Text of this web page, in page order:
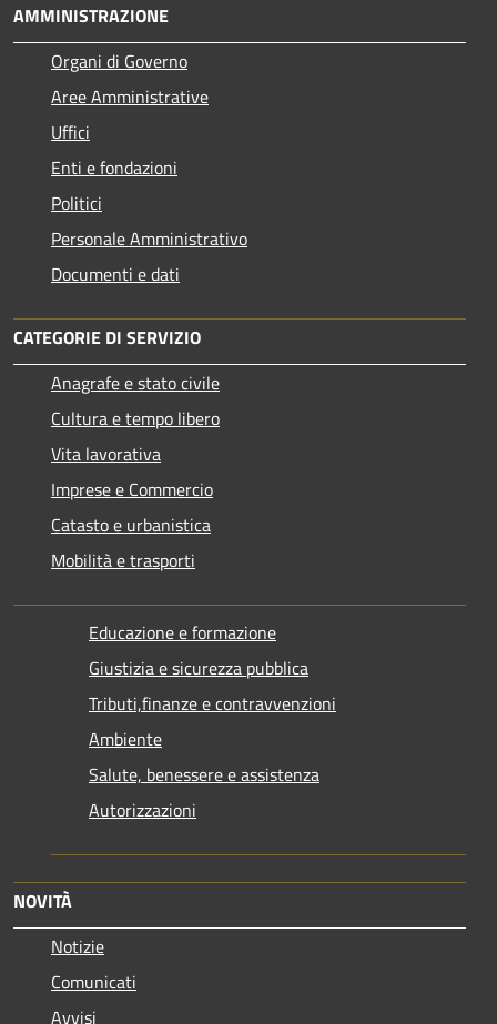
AMMINISTRAZIONE
Organi di Governo
Aree Amministrative
Uffici
Enti e fondazioni
Politici
Personale Amministrativo
Documenti e dati
CATEGORIE DI SERVIZIO
Anagrafe e stato civile
Cultura e tempo libero
Vita lavorativa
Imprese e Commercio
Catasto e urbanistica
Mobilità e trasporti
Educazione e formazione
Giustizia e sicurezza pubblica
Tributi,finanze e contravvenzioni
Ambiente
Salute, benessere e assistenza
Autorizzazioni
NOVITÀ
Notizie
Comunicati
Avvisi